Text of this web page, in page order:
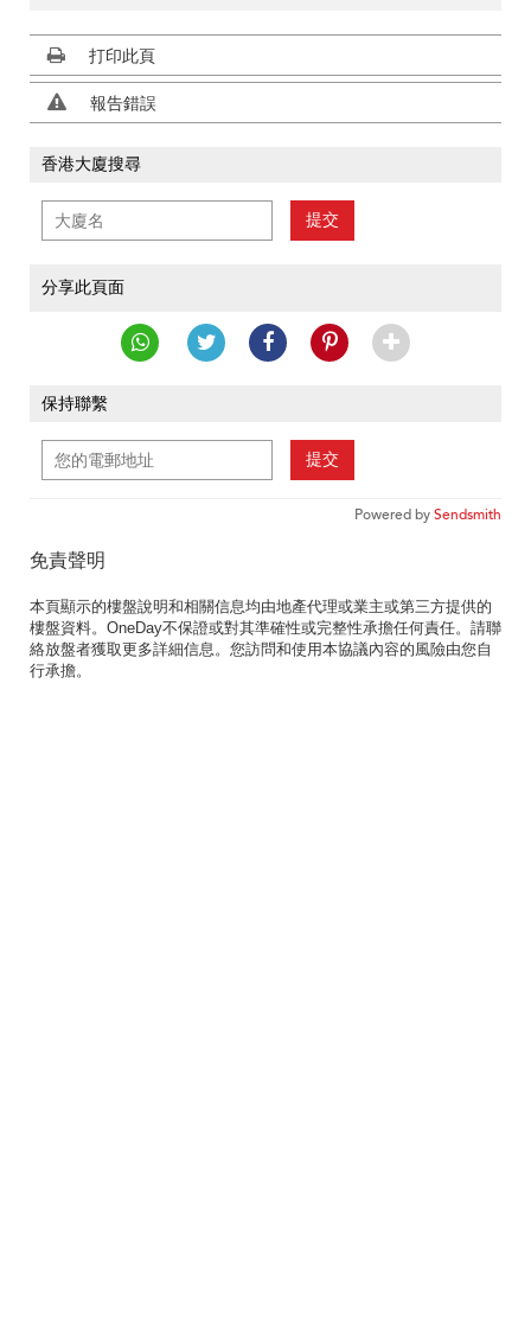
打印此頁
報告錯誤
香港大廈搜尋
提交
分享此頁面
保持聯繫
提交
Powered bySendsmith
免責聲明
本頁顯示的樓盤說明和相關信息均由地產代理或業主或第三方提供的
樓盤資料。OneDay不保證或對其準確性或完整性承擔任何責任。請聯
絡放盤者獲取更多詳細信息。您訪問和使用本協議內容的風險由您自
行承擔。